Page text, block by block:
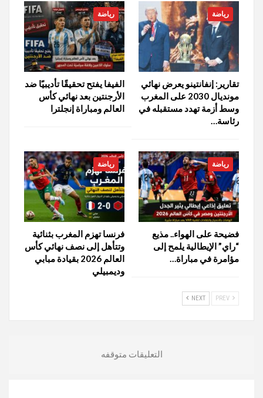
رياضة
تقارير: إنفانتينو يعرض نهائي
مونديال 2030 على المغرب
وسط أزمة تهدد مستقبله في
رئاسة…
رياضة
الفيفا يفتح تحقيقًا تأديبيًا ضد
الأرجنتين بعد نهائي كأس
العالم ومباراة إنجلترا
رياضة
فضيحة على الهواء.. مذيع
“راي” الإيطالية يلمح إلى
مؤامرة في مباراة…
رياضة
فرنسا تهزم المغرب بثنائية
وتتأهل إلى نصف نهائي كأس
العالم 2026 بقيادة مبابي
وديمبيلي
NEXT
التعليقات متوقفه